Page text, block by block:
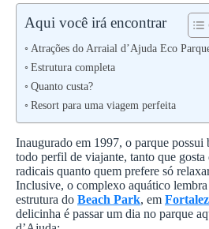
Aqui você irá encontrar
Atrações do Arraial d’Ajuda Eco
Estrutura completa
Quanto custa?
Resort para uma viagem perfeita
Inaugurado em 1997, o parque possui
todo perfil de viajante, tanto que gosta
radicais quanto quem prefere só
Inclusive, o complexo aquático lembra
estrutura do Beach Park, em
delicinha é passar um dia no parque